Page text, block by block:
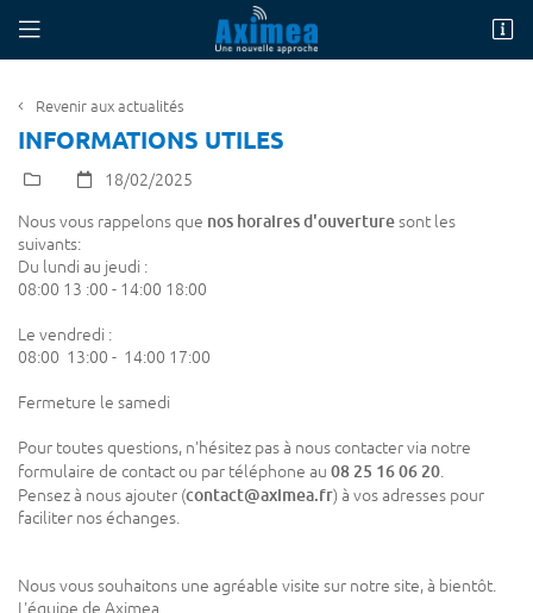
269 Avenue Jean Moulin
Revenir aux actualités
INFORMATIONS UTILES
18/02/2025
Nous vous rappelons que nos horaires d'ouverturesont les
suivants:
Du lundi au jeudi :
08:00 13 :00 - 14:00 18:00
Le vendredi :
08:00 13:00 - 14:00 17:00
Fermeture le samedi
Pour toutes questions, n'hésitez pas à nous contacter via notre
formulaire de contact ou par téléphone au 08 25 16 06 20
Pensez à nous ajouter (contact@aximea.fr) à vos adresses pour
faciliter nos échanges.
Nous vous souhaitons une agréable visite sur notre site, à bientôt.
L'équipe de Aximea